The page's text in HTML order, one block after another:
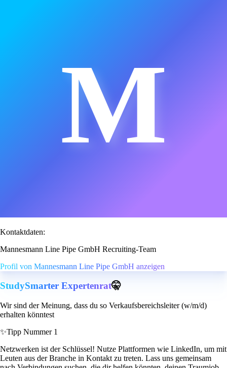
M
Kontaktdaten:
Mannesmann Line Pipe GmbH Recruiting-Team
Profil von Mannesmann Line Pipe GmbH anzeigen
StudySmarter Expertenrat🤫
Wir sind der Meinung, dass du so Verkaufsbereichsleiter (w/m/d)
erhalten könntest
✨Tipp Nummer 1
Netzwerken ist der Schlüssel! Nutze Plattformen wie LinkedIn, um mit
Leuten aus der Branche in Kontakt zu treten. Lass uns gemeinsam